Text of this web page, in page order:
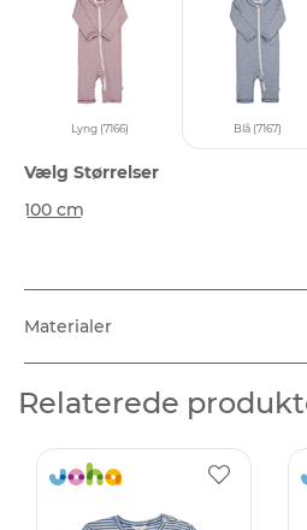
Lyng (7166) Blå (7167)
Vælg Størrelser
100 cm
Materialer
Relaterede